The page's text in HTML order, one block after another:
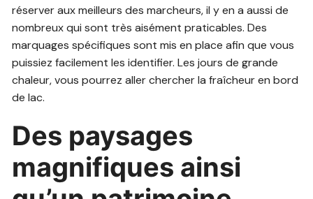
réserver aux meilleurs des marcheurs, il y en a aussi de
nombreux qui sont très aisément praticables. Des
marquages spécifiques sont mis en place afin que vous
puissiez facilement les identifier. Les jours de grande
chaleur, vous pourrez aller chercher la fraîcheur en bord
de lac.
Des paysages
magnifiques ainsi